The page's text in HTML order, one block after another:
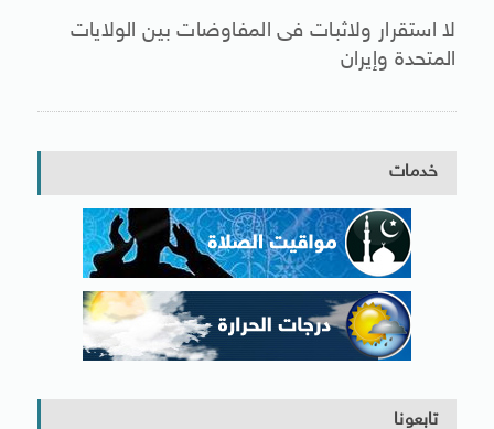
لا استقرار ولاثبات فى المفاوضات بين الولايات
المتحدة وإيران
خدمات
تابعونا